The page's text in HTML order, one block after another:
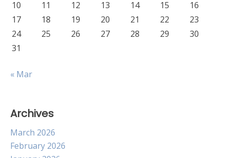
10
11 12 13 14 15
16
17
18 19 20 21 22
23
24
25 26 27 28 29
30
31
« Mar
Archives
March 2026
February 2026